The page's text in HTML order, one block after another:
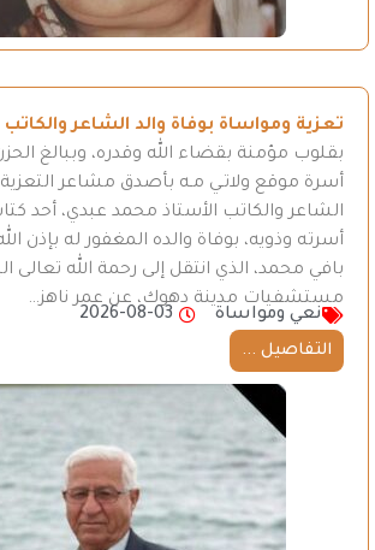
تعزية ومواساة بوفاة والد الشاعر
بقلوب مؤمنة بقضاء الله وقدره، وببالغ
أسرة موقع ولاتـي مـه بأصدق مشاعر التعزية
الشاعر والكاتب الأستاذ محمد عبدي، أحد
أسرته وذويه، بوفاة والده المغفور له بإذن
بافي محمد، الذي انتقل إلى رحمة الله تعالى
مستشفيات مدينة دهوك، عن عمر ناهز…
نعي ومواساة
2026-08-03
التفاصيل ...